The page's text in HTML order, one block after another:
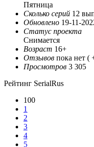
Пятница
Сколько серий 12
Обновлено 19-11-
Статус проекта
Снимается
Возраст 16+
Отзывов пока нет (
Просмотров 3 305
Рейтинг SerialRus
100
1
2
3
4
5